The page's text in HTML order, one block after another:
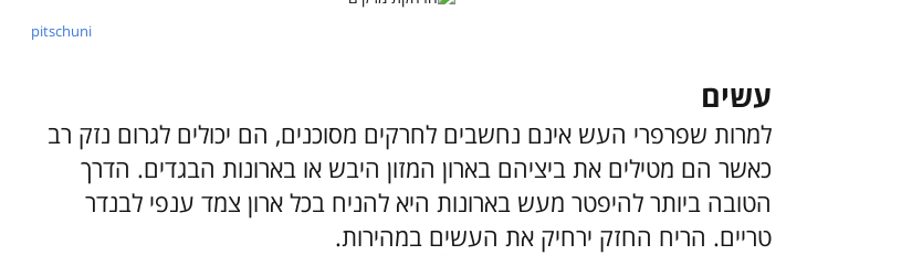
pitschuni
עשים
למרות שפרפרי העש אינם נחשבים לחרקים מסוכנים, הם יכולים לגרום נזק רב
כאשר הם מטילים את ביציהם בארון המזון היבש או בארונות הבגדים. הדרך
הטובה ביותר להיפטר מעש בארונות היא להניח בכל ארון צמד ענפי לבנדר
טריים. הריח החזק ירחיק את העשים במהירות.